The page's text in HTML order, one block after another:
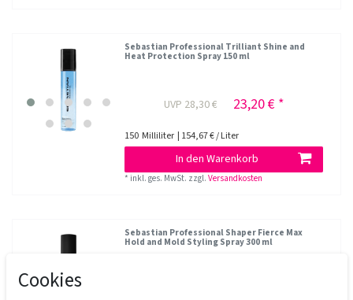
Sebastian Professional Trilliant Shine and
Heat Protection Spray 150 ml
UVP 28,30 € 23,20 € *
150 Milliliter | 154,67 € / Liter
In den Warenkorb
* inkl. ges. MwSt. zzgl.Versandkosten
Sebastian Professional Shaper Fierce Max
Hold and Mold Styling Spray 300 ml
Cookies